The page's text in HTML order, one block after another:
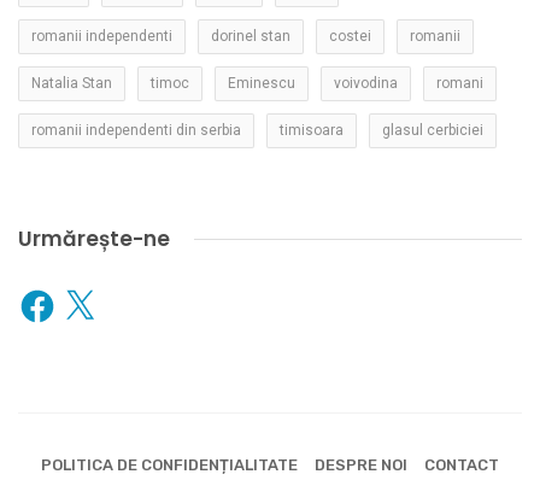
romanii independenti dorinel stan costei romanii
Natalia Stan timoc Eminescu voivodina romani
romanii independenti din serbia timisoara glasul cerbiciei
Urmărește-ne
Facebook
X
POLITICA DE CONFIDENȚIALITATE DESPRE NOI CONTACT